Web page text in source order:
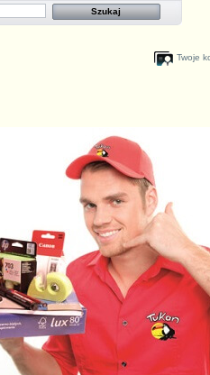
Twoje